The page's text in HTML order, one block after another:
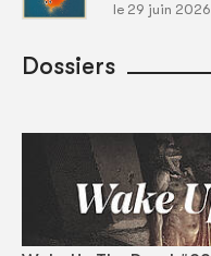
le 29 juin 2026
Dossiers